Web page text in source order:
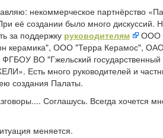
некоммерческое партнёрство
её создании было много дискуссий.
за поддержку руководителям
ООО
керамика", ООО "Терра Керамос",
ВО "Гжельский государственный
Есть много руководителей и
создания Палаты.
Соглашусь. Всегда хочется
меняется.